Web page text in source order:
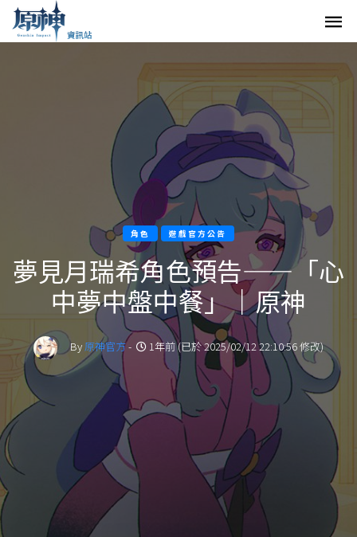
角色 遊戲官方公告
夢見月瑞希角色預告——「心
中夢中盤中餐」｜原神
By原神官方- 1年前 (已於 2025/02/12 22:10:56 修改)